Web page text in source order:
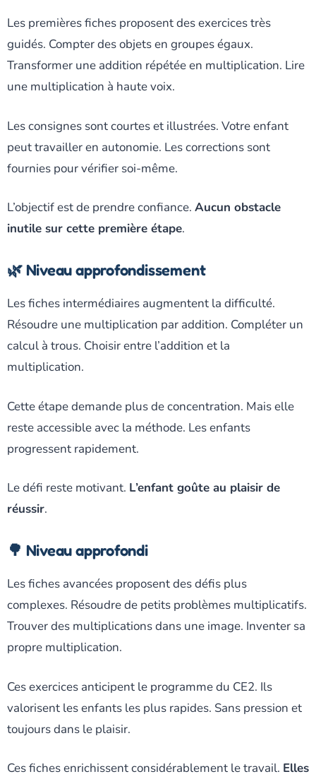
Les premières fiches proposent des exercices très
guidés. Compter des objets en groupes égaux.
Transformer une addition répétée en multiplication. Lire
une multiplication à haute voix.
Les consignes sont courtes et illustrées. Votre enfant
peut travailler en autonomie. Les corrections sont
fournies pour vérifier soi-même.
L’objectif est de prendre confiance. Aucun obstacle
inutile sur cette première étape.
🌿 Niveau approfondissement
Les fiches intermédiaires augmentent la difficulté.
Résoudre une multiplication par addition. Compléter un
calcul à trous. Choisir entre l’addition et la
multiplication.
Cette étape demande plus de concentration. Mais elle
reste accessible avec la méthode. Les enfants
progressent rapidement.
Le défi reste motivant. L’enfant goûte au plaisir de
réussir.
🌳 Niveau approfondi
Les fiches avancées proposent des défis plus
complexes. Résoudre de petits problèmes multiplicatifs.
Trouver des multiplications dans une image. Inventer sa
propre multiplication.
Ces exercices anticipent le programme du CE2. Ils
valorisent les enfants les plus rapides. Sans pression et
toujours dans le plaisir.
Ces fiches enrichissent considérablement le travail. Elles